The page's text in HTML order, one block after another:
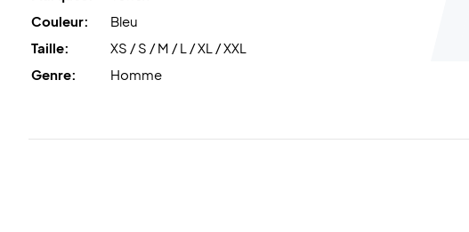
Couleur:
Bleu
Taille:
XS / S / M / L / XL / XXL
Genre:
Homme